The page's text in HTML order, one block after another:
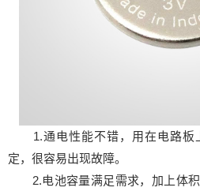
1.通电性能不错，用在电路板
定，很容易出现故障。
2.电池容量满足需求，加上体积